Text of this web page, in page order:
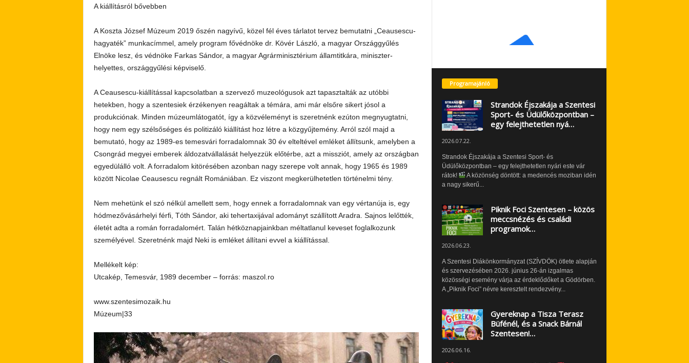
A kiállításról bővebben
A Koszta József Múzeum 2019 őszén nagyívű, közel fél éves tárlatot tervez bemutatni „Ceausescu-
hagyaték” munkacímmel, amely program fővédnöke dr. Kövér László, a magyar Országgyűlés
Elnöke lesz, és védnöke Farkas Sándor, a magyar Agrárminisztérium államtitkára, miniszter-
helyettes, országgyűlési képviselő.
A Ceausescu-kiállítással kapcsolatban a szervező muzeológusok azt tapasztalták az utóbbi
hetekben, hogy a szentesiek érzékenyen reagáltak a témára, ami már elsőre sikert jósol a
produkciónak. Minden múzeumlátogatót, így a közvéleményt is szeretnénk ezúton megnyugtatni,
hogy nem egy szélsőséges és politizáló kiállítást hoz létre a közgyűjtemény. Arról szól majd a
bemutató, hogy az 1989-es temesvári forradalomnak 30 év elteltével emléket állítsunk, amelyben a
Csongrád megyei emberek áldozatvállalását helyezzük előtérbe, azt a missziót, amely az országban
egyedülálló volt. A forradalom kitörésében azonban nagy szerepe volt annak, hogy 1965 és 1989
között Nicolae Ceausescu regnált Romániában. Ez viszont megkerülhetetlen történelmi tény.
Nem mehetünk el szó nélkül amellett sem, hogy ennek a forradalomnak van egy vértanúja is, egy
hódmezővásárhelyi férfi, Tóth Sándor, aki tehertaxijával adományt szállított Aradra. Sajnos lelőtték,
életét adta a román forradalomért. Talán hétköznapjainkban méltatlanul keveset foglalkozunk
személyével. Szeretnénk majd Neki is emléket állítani evvel a kiállítással.
Mellékelt kép:
Utcakép, Temesvár, 1989 december – forrás: maszol.ro
www.szentesimozaik.hu
Múzeum|33
Programajánló
Strandok Éjszakája a Szentesi
Sport- és Üdülőközpontban –
egy felejthetetlen nyá…
2026.07.22.
Strandok Éjszakája a Szentesi Sport- és
Üdülőközpontban – egy felejthetetlen nyári este vár
rátok!
A közönség döntött: a medencés moziban idén
a nagy sikerű...
Piknik Foci Szentesen – közös
meccsnézés és családi
programok…
2026.06.23.
A Szentesi Diákönkormányzat (SZÍVDÖK) ötlete alapján
és szervezésében 2026. június 26-án izgalmas
közösségi esemény várja az érdeklődőket a Gödörben.
A „Piknik Foci” névre keresztelt rendezvény...
Gyereknap a Tisza Terasz
Büfénél, és a Snack Bárnál
Szentesen!…
2026.06.16.